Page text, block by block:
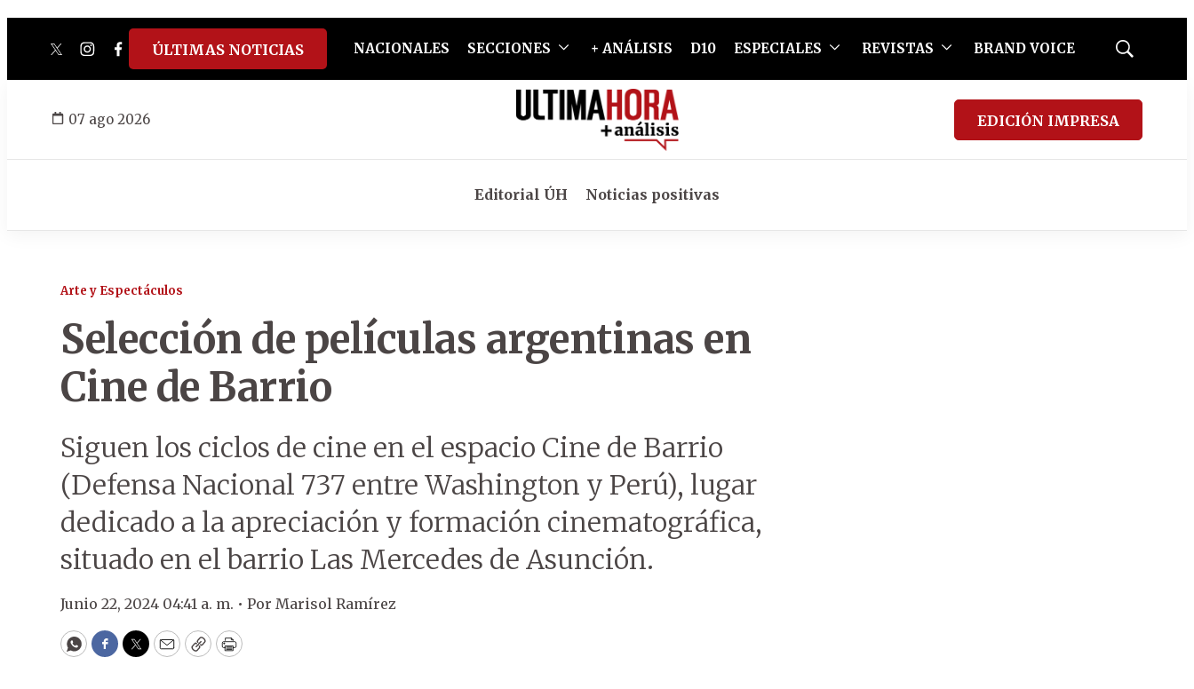
twitterinstagram
facebook
tiktokyoutube
spotify
ÚLTIMAS NOTICIAS NACIONALES SECCIONES + ANÁLISIS D10 ESPECIALES REVISTAS BRAND VOICE
Mostrar
07 ago 2026 EDICIÓN IMPRESA
Editorial ÚH Noticias positivas
Arte y Espectáculos
Selección de películas argentinas en
Cine de Barrio
Siguen los ciclos de cine en el espacio Cine de Barrio
(Defensa Nacional 737 entre Washington y Perú), lugar
dedicado a la apreciación y formación cinematográfica,
situado en el barrio Las Mercedes de Asunción.
Junio 22, 2024 04:41 a. m. • Por Marisol Ramírez
WhatsApp
Facebook
Twitter
EmailCopyPrint